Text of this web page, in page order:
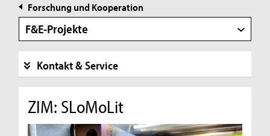
Forschung und Kooperation
F&E-Projekte
Kontakt & Service
ZIM: SLoMoLit